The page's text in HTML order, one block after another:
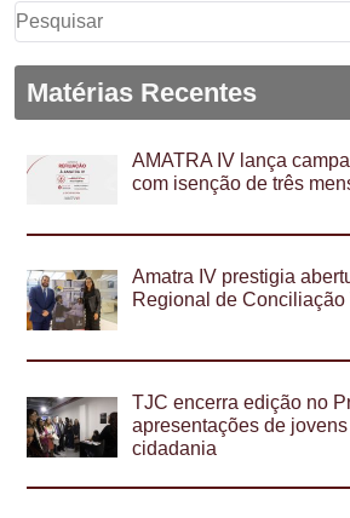
Pesquisar
por:
Matérias Recentes
AMATRA IV lança
com isenção de três
Amatra IV prestigia
Regional de
TJC encerra edição no
apresentações de
cidadania